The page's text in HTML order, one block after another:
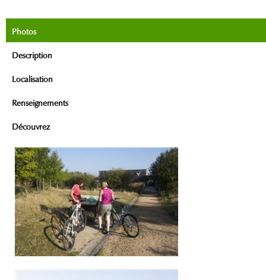
Photos
Description
Localisation
Renseignements
Découvrez